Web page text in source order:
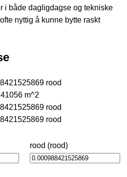
i både dagligdagse og tekniske
nyttig å kunne bytte raskt
rood
m^2
rood
rood
rood (rood)